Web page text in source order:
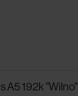
A5 192k "Wilno"